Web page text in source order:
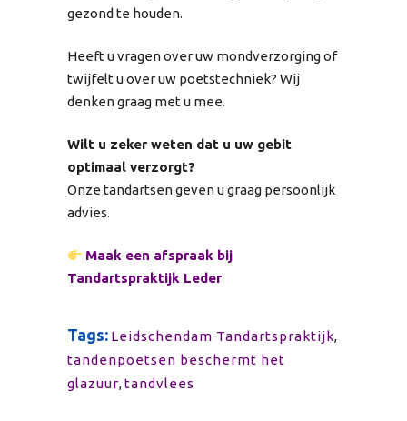
gezond te houden.
Heeft u vragen over uw mondverzorging of
twijfelt u over uw poetstechniek? Wij
denken graag met u mee.
Wilt u zeker weten dat u uw gebit
optimaal verzorgt?
Onze tandartsen geven u graag persoonlijk
advies.
Maak een afspraak bij
Tandartspraktijk Leder
Tags: Leidschendam Tandartspraktijk,
tandenpoetsen beschermt het
glazuur,tandvlees